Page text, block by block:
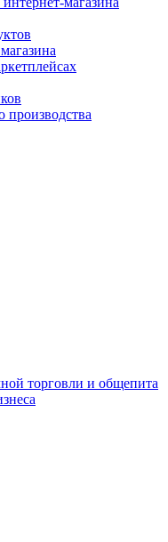
производства
торговли и общепита